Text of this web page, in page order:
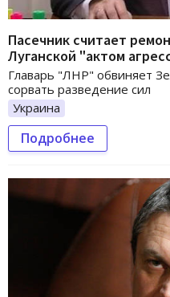
Пасечник считает
Луганской "актом
Главарь "ЛНР" обвиняет
сорвать разведение сил
Украина
Подробнее